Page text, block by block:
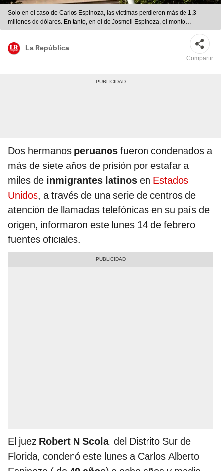
Solo en el caso de Carlos Espinoza, las víctimas perdieron más de 1,3
millones de dólares. En tanto, en el de Josmell Espinoza, el monto
sobrepasó los 700.000 dólares. Foto: EFE
La República
Compartir
Dos hermanos peruanos fueron condenados a
más de siete años de prisión por estafar a
miles de inmigrantes latinos en Estados
Unidos, a través de una serie de centros de
atención de llamadas telefónicas en su país de
origen, informaron este lunes 14 de febrero
fuentes oficiales.
El juez Robert N Scola, del Distrito Sur de
Florida, condenó este lunes a Carlos Alberto